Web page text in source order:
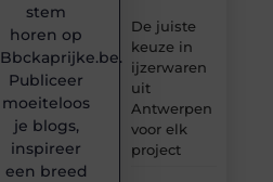
De juiste
keuze in
ijzerwaren
uit
Antwerpen
voor elk
project
stem
horen op
Bbckaprijke.be.
Publiceer
moeiteloos
je blogs,
inspireer
een breed